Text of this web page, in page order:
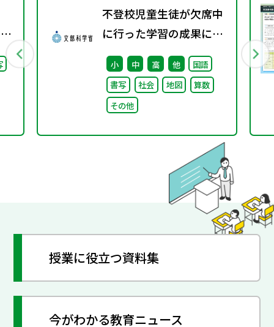
不登校児童生徒が欠席中
に行った学習の成果に係
る成績評価について（通
知）
小 中 高 他
国語
書写
社会 地図
算数
その他
授業に役立つ資料集
今がわかる教育ニュース